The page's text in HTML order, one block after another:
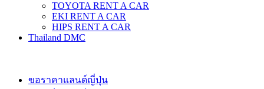
TOYOTA RENT A CAR
EKI RENT A CAR
HIPS RENT A CAR
Thailand DMC
ขอราคาแลนด์ญี่ปุ่น